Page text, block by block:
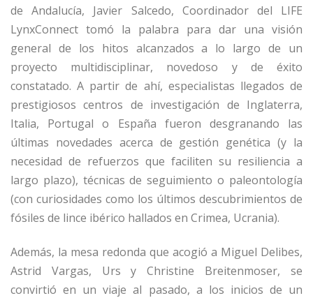
de Andalucía, Javier Salcedo, Coordinador del LIFE
LynxConnect tomó la palabra para dar una visión
general de los hitos alcanzados a lo largo de un
proyecto multidisciplinar, novedoso y de éxito
constatado. A partir de ahí, especialistas llegados de
prestigiosos centros de investigación de Inglaterra,
Italia, Portugal o España fueron desgranando las
últimas novedades acerca de gestión genética (y la
necesidad de refuerzos que faciliten su resiliencia a
largo plazo), técnicas de seguimiento o paleontología
(con curiosidades como los últimos descubrimientos de
fósiles de lince ibérico hallados en Crimea, Ucrania).
Además, la mesa redonda que acogió a Miguel Delibes,
Astrid Vargas, Urs y Christine Breitenmoser, se
convirtió en un viaje al pasado, a los inicios de un